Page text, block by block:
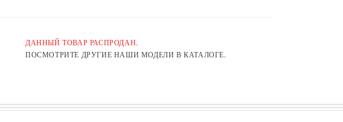
ДАННЫЙ ТОВАР РАСПРОДАН.
ПОСМОТРИТЕ ДРУГИЕ НАШИ МОДЕЛИ В КАТАЛОГЕ.